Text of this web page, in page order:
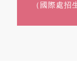
（國際處招